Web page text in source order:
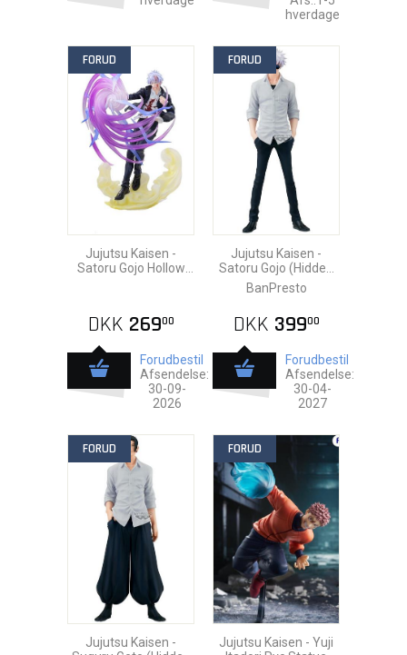
hverdage
FORUD
Jujutsu Kaisen -
Satoru Gojo Hollow
DKK 26900
Forudbestil
Afsendelse:
30-09-
2026
FORUD
Jujutsu Kaisen -
Satoru Gojo (Hidden
Inventory / Premature
Death) Pvc Statue
BanPresto
DKK 39900
Forudbestil
Afsendelse:
30-04-
2027
FORUD
Jujutsu Kaisen -
FORUD
Jujutsu Kaisen - Yuji